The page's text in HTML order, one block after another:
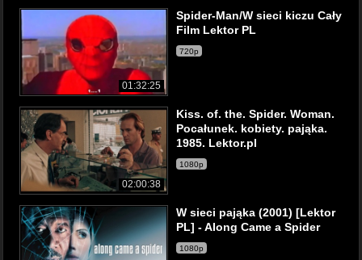
01:32:25
Spider-Man/W sieci kiczu Cały
Film Lektor PL
720p
02:00:38
Kiss. of. the. Spider. Woman.
Pocałunek. kobiety. pająka.
1985. Lektor.pl
1080p
W sieci pająka (2001) [Lektor
PL] - AIong Came a Spider
1080p